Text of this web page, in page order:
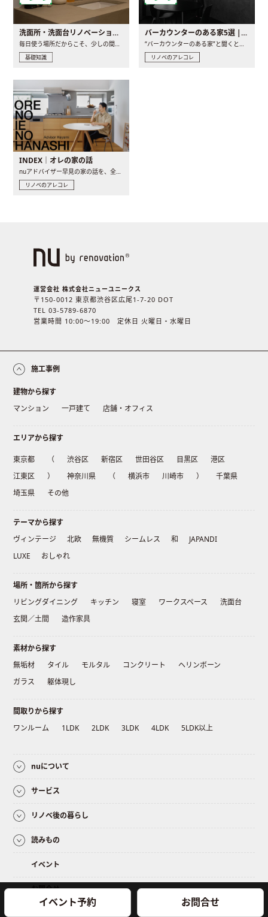
イベント予約 お問合せ
洗面所・洗面台リノベーションの事例と間取りアイデア
毎日使う場所だからこそ、少しの間取りの工夫や素材の選び方で..
基礎知識
バーカウンターのある家5選 | 日常に馴染む“距離の近い”キッチンとは
“バーカウンターのある家”と聞くと、少し特別な、大人のための..
リノベのアレコレ
INDEX｜オレの家の話
nuアドバイザー早見の家の話を、全4話でお届け。リノベーションを..
リノベのアレコレ
運営会社 株式会社ニューユニークス
〒150-0012 東京都渋谷区広尾1-7-20 DOT
TEL 03-5789-6870
営業時間 10:00〜19:00 定休日 火曜日・水曜日
施工事例
建物から探す
マンション
一戸建て 店舗・オフィス
エリアから探す
東京都 （ 渋谷区 新宿区 世田谷区 目黒区
港区
江東区
） 神奈川県 （ 横浜市 川崎市 ）
千葉県
埼玉県
その他
テーマから探す
ヴィンテージ
北欧 無機質 シームレス 和
JAPANDI
LUXE
おしゃれ
場所・箇所から探す
リビングダイニング
キッチン 寝室 ワークスペース
洗面台
玄関／土間
造作家具
素材から探す
無垢材
タイル モルタル コンクリート
ヘリンボーン
ガラス
躯体現し
間取りから探す
ワンルーム
1LDK 2LDK 3LDK 4LDK 5LDK以上
nuについて
サービス
リノベ後の暮らし
読みもの
イベント
お問合せ